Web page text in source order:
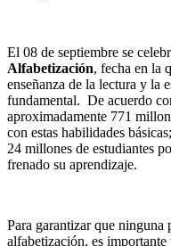
El 08 de septiembre se
Alfabetización, fecha en la
enseñanza de la lectura y la
fundamental. De acuerdo
aproximadamente 771
con estas habilidades
24 millones de estudiantes
frenado su aprendizaje.
Para garantizar que ninguna
alfabetización, es